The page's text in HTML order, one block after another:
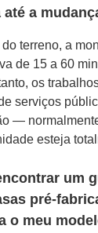
a
terreno, a
de 15 a 60
os
serviços
—
esteja
um
pré-
o meu